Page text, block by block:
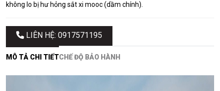
không lo bị hư hỏng sắt xi mooc (dầm chính).
LIÊN HỆ: 0917571195
MÔ TẢ CHI TIẾTCHẾ ĐỘ BẢO HÀNH